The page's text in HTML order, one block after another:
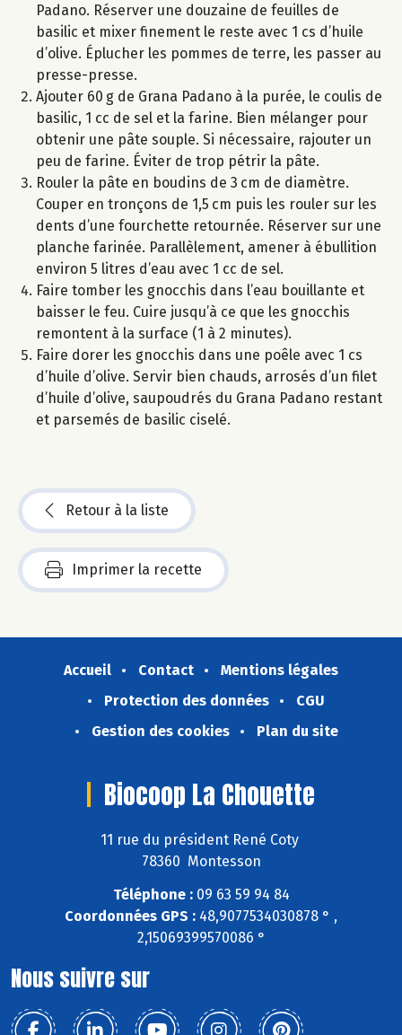
Padano. Réserver une douzaine de feuilles de
basilic et mixer finement le reste avec 1 cs d’huile
d’olive. Éplucher les pommes de terre, les passer au
presse-presse.
Ajouter 60 g de Grana Padano à la purée, le coulis de
basilic, 1 cc de sel et la farine. Bien mélanger pour
obtenir une pâte souple. Si nécessaire, rajouter un
peu de farine. Éviter de trop pétrir la pâte.
Rouler la pâte en boudins de 3 cm de diamètre.
Couper en tronçons de 1,5 cm puis les rouler sur les
dents d’une fourchette retournée. Réserver sur une
planche farinée. Parallèlement, amener à ébullition
environ 5 litres d’eau avec 1 cc de sel.
Faire tomber les gnocchis dans l’eau bouillante et
baisser le feu. Cuire jusqu’à ce que les gnocchis
remontent à la surface (1 à 2 minutes).
Faire dorer les gnocchis dans une poêle avec 1 cs
d’huile d’olive. Servir bien chauds, arrosés d’un filet
d’huile d’olive, saupoudrés du Grana Padano restant
et parsemés de basilic ciselé.
Retour à la liste
Imprimer la recette
Accueil Contact
Mentions légales
Protection des données
CGU
Gestion des cookies
Plan du site
Biocoop La Chouette
11 rue du président René Coty
78360 Montesson
Téléphone :09 63 59 94 84
Coordonnées GPS : 48,9077534030878 ° ,
2,15069399570086 °
Nous suivre sur